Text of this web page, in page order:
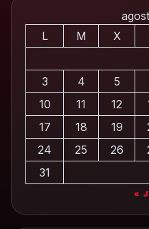
L
M X
3
4 5
10
11 12
17
18 19
24
25 26
31
«